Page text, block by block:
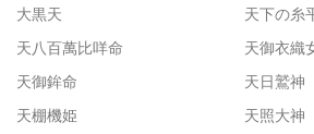
大黒天
天下の糸
天八百萬比咩命
天御衣織
天御鉾命
天日鷲神
天棚機姫
天照大神